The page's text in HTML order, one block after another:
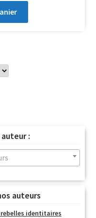
:
auteurs
identitaires